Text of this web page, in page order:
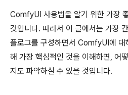
ComfyUI 사용법을 알기 위한 가장
것입니다. 따라서 이 글에서는 가장
플로그를 구성하면서 ComfyUI에 대
해 가장 핵심적인 것을 이해하면, 어
지도 파악하실 수 있을 것입니다.